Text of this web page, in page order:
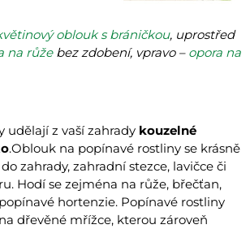
oblouk s bráničkou, uprostřed
na růžebez zdobení, vpravo – opora na
udělají z vaší zahrady kouzelné
.Oblouk na popínavé rostliny se krásně
zahrady, zahradní stezce, lavičce či
Hodí se zejména na růže, břečťan,
hortenzie. Popínavé rostliny
dřevěné mřížce, kterou zároveň